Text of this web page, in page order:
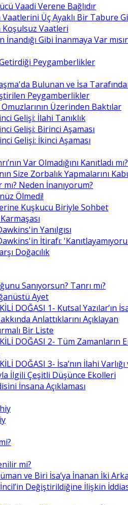
Vaadi Verene Bağlıdır
Vaatlerini Üç Ayaklı Bir Tabure
Koşulsuz Vaatleri
Gibi İnanmaya Var
Peygamberlikler
Bulunan ve İsa
Peygamberlikler
Üzerinden Baktılar
Gelişi: İlahi Tanıklık
Gelişi: Birinci Aşaması
Gelişi: İkinci Aşaması
Var Olmadığını Kanıtladı
Size Zorbalık Yapmalarını
mı? Neden İnanıyorum?
Ölmedi!
Kuşkucu Biriyle Sohbet
Yanılgısı
İtirafı:
Doğacılık
Sanıyorsun? Tanrı mı?
Ayet
DOĞASI 1- Kutsal Yazılar’ın
Anlattıklarını Açıklayan
Bir Liste
DOĞASI 2- Tüm Zamanların
DOĞASI 3- İsa’nın İlahi Varlığı
İlgili Çeşitli Düşünce Ekolleri
İnsana Açıklaması
mi?
ve Biri İsa’ya İnanan İki
İncil’in Değiştirildiğine İlişkin